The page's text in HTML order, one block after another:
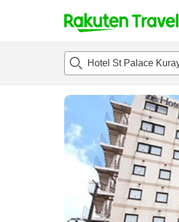
t
p
a
g
_
s
แนะนำที่พักห้องพักและแพลนพัก